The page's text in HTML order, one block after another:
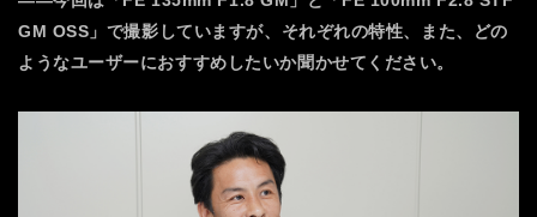
GM OSS」で撮影していますが、それぞれの特性、また、どの
ようなユーザーにおすすめしたいか聞かせてください。